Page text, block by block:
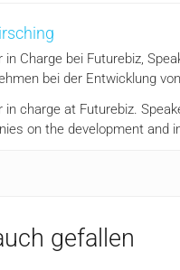
in Charge bei Futurebiz,
bei der Entwicklung
in charge at Futurebiz.
on the development and
gefallen